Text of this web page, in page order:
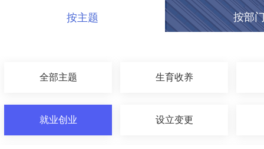
按主题 按部
全部主题 生育收养
就业创业 设立变更